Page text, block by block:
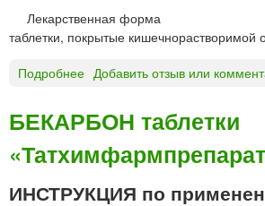
л
я
м
в
у
Лекарственная форма
таблетки, покрытые кишечнорастворимой
Подробнее
Е
Р
Е
Т
А
Добавить отзыв или
БЕКАРБОН таблетки
ИНСТРУКЦИЯ по